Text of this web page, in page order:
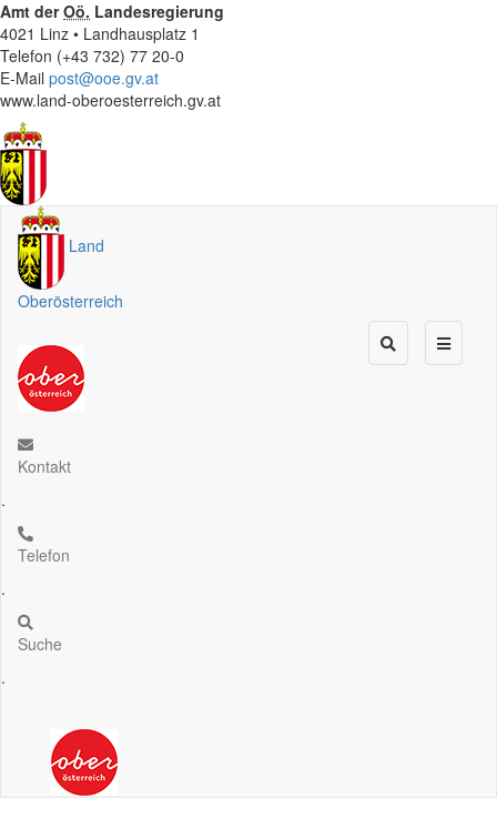
Amt derOö. Landesregierung
4021 Linz • Landhausplatz 1
Telefon (+43 732) 77 20-0
E-Mail post@ooe.gv.at
www.land-oberoesterreich.gv.at
Land
Oberösterreich
Kontakt
.
Telefon
.
Suche
.